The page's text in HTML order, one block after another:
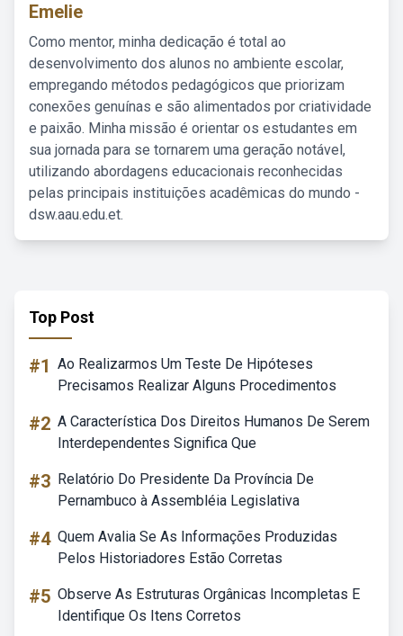
Emelie
Como mentor, minha dedicação é total ao
desenvolvimento dos alunos no ambiente escolar,
empregando métodos pedagógicos que priorizam
conexões genuínas e são alimentados por criatividade
e paixão. Minha missão é orientar os estudantes em
sua jornada para se tornarem uma geração notável,
utilizando abordagens educacionais reconhecidas
pelas principais instituições acadêmicas do mundo -
dsw.aau.edu.et.
Top Post
#1 Ao Realizarmos Um Teste De Hipóteses
Precisamos Realizar Alguns Procedimentos
#2 A Característica Dos Direitos Humanos De Serem
Interdependentes Significa Que
#3 Relatório Do Presidente Da Província De
Pernambuco à Assembléia Legislativa
#4 Quem Avalia Se As Informações Produzidas
Pelos Historiadores Estão Corretas
#5 Observe As Estruturas Orgânicas Incompletas E
Identifique Os Itens Corretos